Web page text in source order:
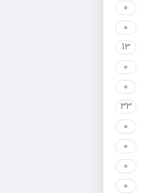
0
0
13
0
0
33
0
0
0
0